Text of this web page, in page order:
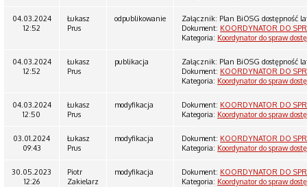
04.03.2024
12:52
Łukasz
Prus
odpublikowanie
Załącznik: Plan BiOSG dostępność
Dokument: KOORDYNATOR DO
Kategoria: Koordynator do spraw
04.03.2024
12:52
Łukasz
Prus
publikacja
Załącznik: Plan BiOSG dostępność
Dokument: KOORDYNATOR DO
Kategoria: Koordynator do spraw
04.03.2024
12:50
Łukasz
Prus
modyfikacja Dokument: KOORDYNATOR DO
Kategoria: Koordynator do spraw
03.01.2024
09:43
Łukasz
Prus
modyfikacja Dokument: KOORDYNATOR DO
Kategoria: Koordynator do spraw
30.05.2023
12:26
Piotr
Zakielarz
modyfikacja Dokument: KOORDYNATOR DO
Kategoria: Koordynator do spraw